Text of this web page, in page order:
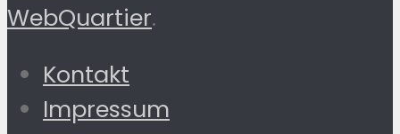
WebQuartier.
Kontakt
Impressum